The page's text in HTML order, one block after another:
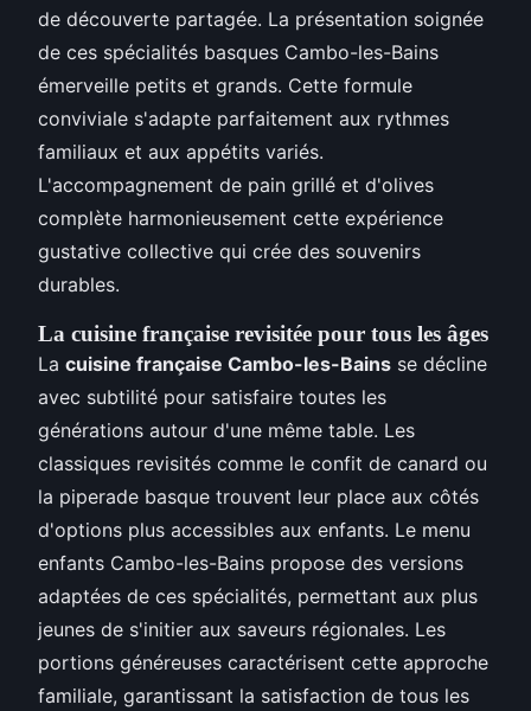
de découverte partagée. La présentation soignée
de ces spécialités basques Cambo-les-Bains
émerveille petits et grands. Cette formule
conviviale s'adapte parfaitement aux rythmes
familiaux et aux appétits variés.
L'accompagnement de pain grillé et d'olives
complète harmonieusement cette expérience
gustative collective qui crée des souvenirs
durables.
La cuisine française revisitée pour tous les âges
La cuisine française Cambo-les-Bains se décline
avec subtilité pour satisfaire toutes les
générations autour d'une même table. Les
classiques revisités comme le confit de canard ou
la piperade basque trouvent leur place aux côtés
d'options plus accessibles aux enfants. Le menu
enfants Cambo-les-Bains propose des versions
adaptées de ces spécialités, permettant aux plus
jeunes de s'initier aux saveurs régionales. Les
portions généreuses caractérisent cette approche
familiale, garantissant la satisfaction de tous les